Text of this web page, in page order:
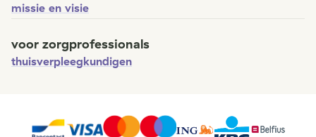
missie en visie
voor zorgprofessionals
thuisverpleegkundigen